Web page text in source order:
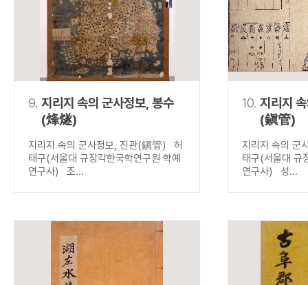
9. 지리지 속의 군사정보, 봉수
(烽燧)
지리지 속의 군사정보, 진관(鎭管) 허
태구(서울대 규장각한국학연구원 학예
연구사) 조...
10. 지리지
(鎭管)
지리지 속의
태구(서울대 규
연구사) 성...